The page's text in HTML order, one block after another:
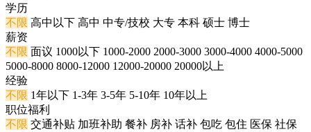
学历
不限 高中以下 高中 中专/技校 大专 本科 硕士 博士
薪资
不限 面议 1000以下 1000-2000 2000-3000 3000-4000 4000-5000
5000-8000 8000-12000 12000-20000 20000以上
经验
不限 1年以下 1-3年 3-5年 5-10年 10年以上
职位福利
不限 交通补贴 加班补助 餐补 房补 话补 包吃 包住 医保 社保